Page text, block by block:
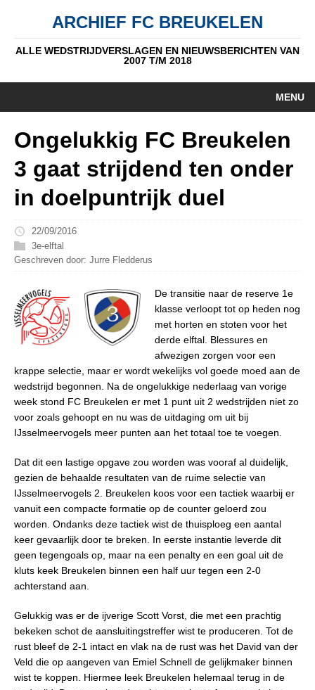
ARCHIEF FC BREUKELEN
ALLE WEDSTRIJDVERSLAGEN EN NIEUWSBERICHTEN VAN
2007 T/M 2018
MENU
ALGEMEEN
DATUM
Ongelukkig FC Breukelen
3 gaat strijdend ten onder
in doelpuntrijk duel
22/09/2016
3e-elftal
Geschreven door: Jurre Fledderus
De transitie naar de reserve 1e
klasse verloopt tot op heden nog
met horten en stoten voor het
derde elftal. Blessures en
afwezigen zorgen voor een
krappe selectie, maar er wordt wekelijks vol goede moed aan de
wedstrijd begonnen. Na de ongelukkige nederlaag van vorige
week stond FC Breukelen er met 1 punt uit 2 wedstrijden niet zo
voor zoals gehoopt en nu was de uitdaging om uit bij
IJsselmeervogels meer punten aan het totaal toe te voegen.
Dat dit een lastige opgave zou worden was vooraf al duidelijk,
gezien de behaalde resultaten van de ruime selectie van
IJsselmeervogels 2. Breukelen koos voor een tactiek waarbij er
vanuit een compacte formatie op de counter geloerd zou
worden. Ondanks deze tactiek wist de thuisploeg een aantal
keer gevaarlijk door te breken. In eerste instantie leverde dit
geen tegengoals op, maar na een penalty en een goal uit de
kluts keek Breukelen binnen een half uur tegen een 2-0
achterstand aan.
Gelukkig was er de ijverige Scott Vorst, die met een prachtig
bekeken schot de aansluitingstreffer wist te produceren. Tot de
rust bleef de 2-1 intact en vlak na de rust was het David van der
Veld die op aangeven van Emiel Schnell de gelijkmaker binnen
wist te koppen. Hiermee leek Breukelen helemaal terug in de